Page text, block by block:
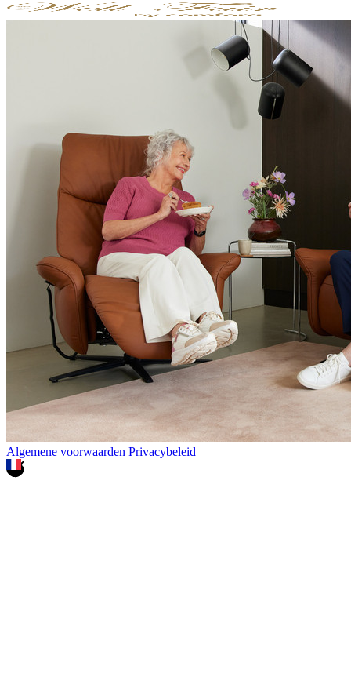
Algemene voorwaarden Privacybeleid